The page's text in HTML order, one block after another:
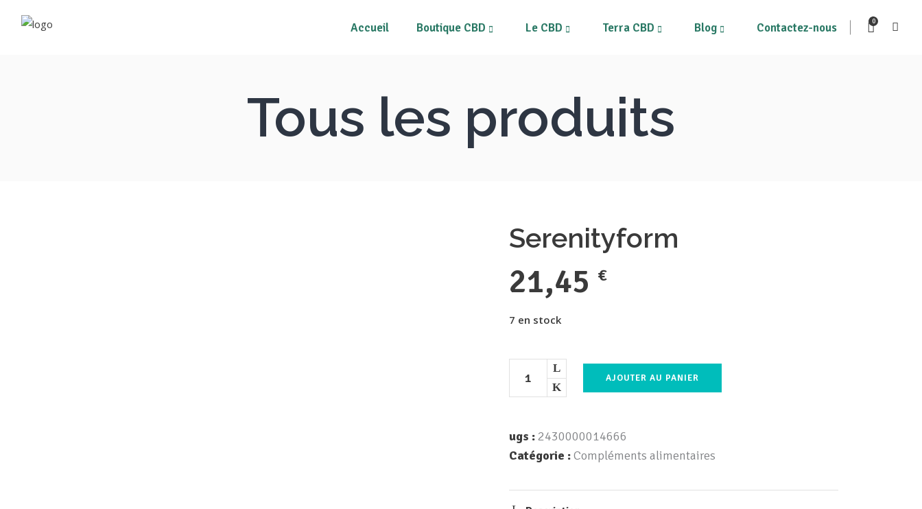
Accueil Boutique CBD
Fleurs CBD
Résines
Compléments et patchs CBD
Tous les produits
Mon compte
Le CBD Terra CBD Blog Contactez-nous 0
Néos
Compléments alimentaires
Mon Panier
Tous les produits
Serenityform
21,45 €
7 en stock
AJOUTER AU PANIER
ugs : 2430000014666
Catégorie :Compléments alimentaires